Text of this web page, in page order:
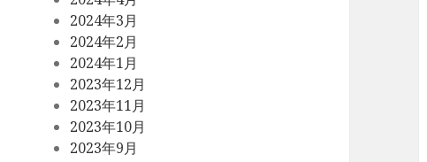
2024年3月
2024年2月
2024年1月
2023年12月
2023年11月
2023年10月
2023年9月